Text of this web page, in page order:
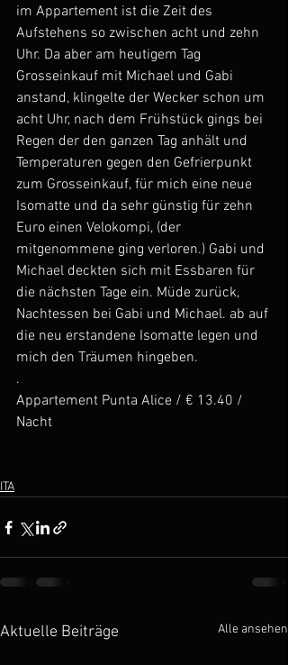
im Appartement ist die Zeit des
Aufstehens so zwischen acht und zehn
Uhr. Da aber am heutigem Tag
Grosseinkauf mit Michael und Gabi
anstand, klingelte der Wecker schon um
acht Uhr, nach dem Frühstück gings bei
Regen der den ganzen Tag anhält und
Temperaturen gegen den Gefrierpunkt
zum Grosseinkauf, für mich eine neue
Isomatte und da sehr günstig für zehn
Euro einen Velokompi, (der
mitgenommene ging verloren.) Gabi und
Michael deckten sich mit Essbaren für
die nächsten Tage ein. Müde zurück,
Nachtessen bei Gabi und Michael. ab auf
die neu erstandene Isomatte legen und
mich den Träumen hingeben.
.
Appartement Punta Alice / € 13.40 /
Nacht
ITA
Aktuelle Beiträge Alle ansehen